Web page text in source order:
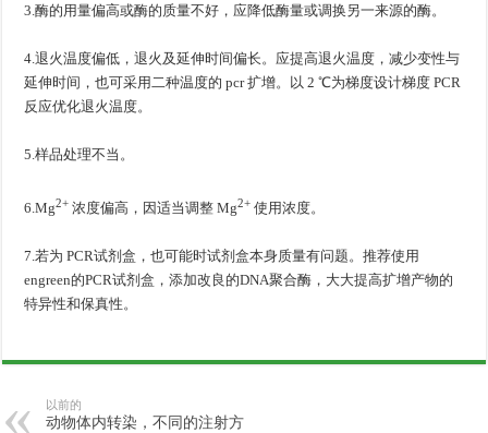
3.酶的用量偏高或酶的质量不好，应降低酶量或调换另一来源的酶。
4.退火温度偏低，退火及延伸时间偏长。应提高退火温度，减少变性与
延伸时间，也可采用二种温度的 pcr 扩增。以 2 ℃为梯度设计梯度 PCR
反应优化退火温度。
5.样品处理不当。
6.Mg2+ 浓度偏高，因适当调整 Mg2+ 使用浓度。
7.若为 PCR试剂盒，也可能时试剂盒本身质量有问题。推荐使用
engreen的PCR试剂盒，添加改良的DNA聚合酶，大大提高扩增产物的
特异性和保真性。
以前的
动物体内转染，不同的注射方